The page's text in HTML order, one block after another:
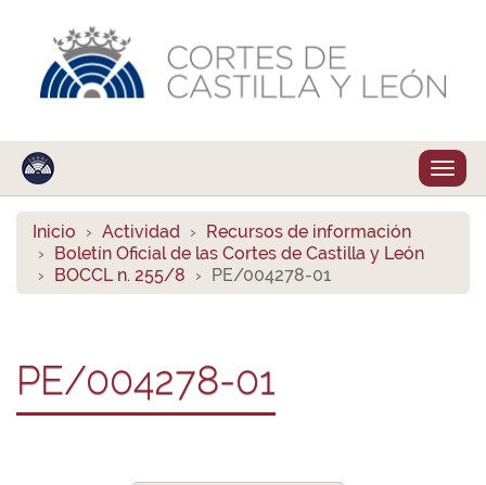
Inicio Actividad
Recursos de información
Boletín Oficial de las Cortes de Castilla y León
BOCCL n. 255/8
PE/004278-01
PE/004278-01